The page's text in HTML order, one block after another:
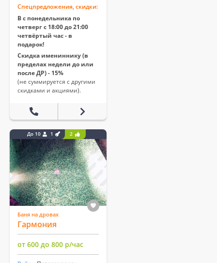
Спецпредложения, скидки:
В с понедельника по
четверг с 18:00 до 21:00
четвёртый час - в
подарок!
Скидка имениннику (в
пределах недели до или
после ДР) - 15%
(не суммируется с другими
скидками и акциями).
До 10 1 2
Баня на дровах
Гармония
от 600 до 800 р/час